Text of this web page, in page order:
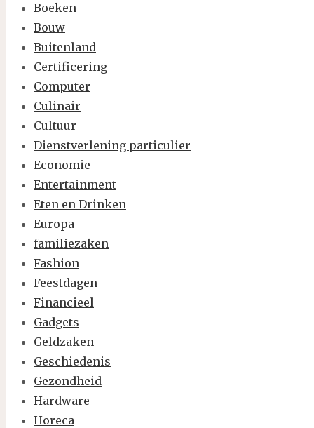
Boeken
Bouw
Buitenland
Certificering
Computer
Culinair
Cultuur
Dienstverlening particulier
Economie
Entertainment
Eten en Drinken
Europa
familiezaken
Fashion
Feestdagen
Financieel
Gadgets
Geldzaken
Geschiedenis
Gezondheid
Hardware
Horeca